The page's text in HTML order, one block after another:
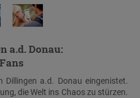
a.d. Donau:
Dillingen a.d. Donau eingenistet.
die Welt ins Chaos zu stürzen.